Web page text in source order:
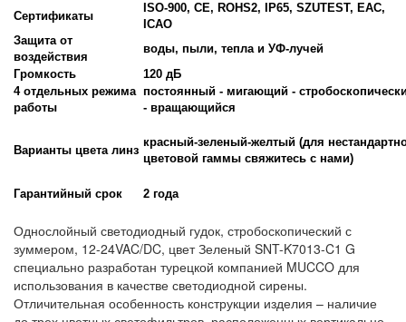
Сертификаты
ISO-900, CE, ROHS2, IP65, SZUTEST, EAC,
ICAO
Защита от
воздействия
воды, пыли, тепла и УФ-лучей
Громкость
120 дБ
4 отдельных режима
работы
постоянный - мигающий -
- вращающийся
Варианты цвета линз
красный-зеленый-желтый (для
цветовой гаммы свяжитесь с нами)
Гарантийный срок 2 года
Однослойный светодиодный гудок, стробоскопический с
зуммером, 12-24VAC/DC, цвет Зеленый SNT-K7013-C1 G
специально разработан турецкой компанией MUCCO для
использования в качестве светодиодной сирены.
Отличительная особенность конструкции изделия – наличие